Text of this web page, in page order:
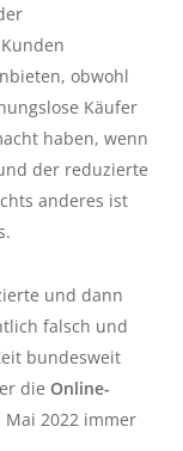
obwohl
Käufer
haben, wenn
der reduzierte
anderes ist
und dann
falsch und
bundesweit
die Online-
2022 immer